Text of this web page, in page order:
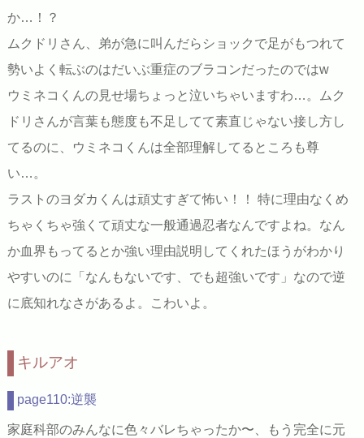
か…！？
ムクドリさん、弟が急に叫んだらショックで足がもつれて
勢いよく転ぶのはだいぶ重症のブラコンだったのではw
ウミネコくんの見せ場ちょっと泣いちゃいますわ…。ムク
ドリさんが言葉も態度も不足してて素直じゃない接し方し
てるのに、ウミネコくんは全部理解してるところも尊
い…。
ラストのヨダカくんは頑丈すぎて怖い！！ 特に理由なくめ
ちゃくちゃ強くて頑丈な一般通過忍者なんですよね。なん
か血界もってるとか強い理由説明してくれたほうがわかり
やすいのに「なんもないです、でも超強いです」なので逆
に底知れなさがあるよ。こわいよ。
キルアオ
page110:逆襲
家庭科部のみんなに色々バレちゃったか〜、もう完全に元